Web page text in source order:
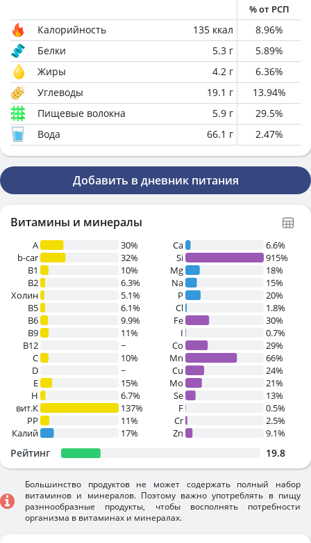
% от РСП
Калорийность 135 ккал 8.96%
Белки
5.3 г 5.89%
Жиры
4.2 г 6.36%
Углеводы
19.1 г 13.94%
Пищевые волокна
5.9 г 29.5%
Вода
66.1 г 2.47%
Добавить в дневник питания
Витамины и минералы
A
30%
b-car
32%
В1
10%
B2
6.3%
Холин
5.1%
B5
6.1%
B6
9.9%
B9
11%
B12
~
C
10%
D
~
E
15%
H
6.7%
вит.К
137%
PP
11%
Калий
17%
Ca
6.6%
Si
915%
Mg
18%
Na
15%
P
20%
Cl
1.8%
Fe
30%
I
0.7%
Co
29%
Mn
66%
Cu
24%
Mo
21%
Se
13%
F
0.5%
Cr
2.5%
Zn
9.1%
Рейтинг 19.8
Большинство продуктов не может содержать полный набор
витаминов и минералов. Поэтому важно употреблять в пищу
разннообразные продукты, чтобы восполнять потребности
организма в витаминах и минералах.